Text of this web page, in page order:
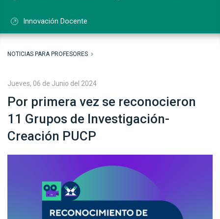
Innovación Docente
NOTICIAS PARA PROFESORES
Jueves, 06 de Junio del 2024
Por primera vez se reconocieron
11 Grupos de Investigación-
Creación PUCP